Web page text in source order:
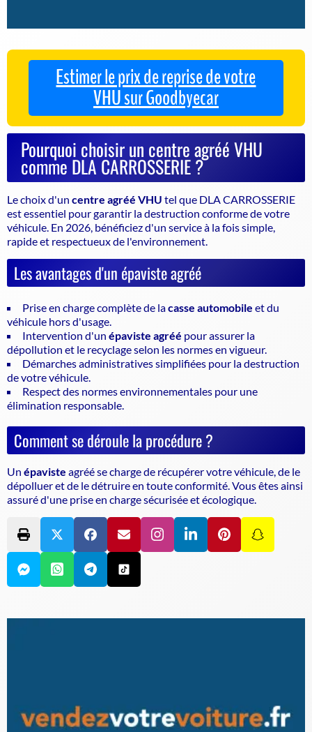
Estimer le prix de reprise de votre
VHU sur Goodbyecar
Pourquoi choisir un centre agréé VHU
comme DLA CARROSSERIE ?
Le choix d'un centre agréé VHU tel que DLA CARROSSERIE
est essentiel pour garantir ladestruction conforme de votre
véhicule . En 2026, bénéficiez d'un service à la fois simple,
rapide et respectueux de l'environnement.
Les avantages d'un épaviste agréé
Prise en charge complète de lacasse automobile et du
véhicule hors d'usage.
Intervention d'un épaviste agréé pour assurer la
dépollution et le recyclage selon les normes en vigueur.
Démarches administratives simplifiées pour la destruction
de votre véhicule.
Respect des normes environnementales pour une
élimination responsable.
Comment se déroule la procédure ?
Un épaviste agréé se charge de récupérer votre véhicule, de le
dépolluer et de le détruire en toute conformité. Vous êtes ainsi
assuré d'une prise en charge sécurisée et écologique.